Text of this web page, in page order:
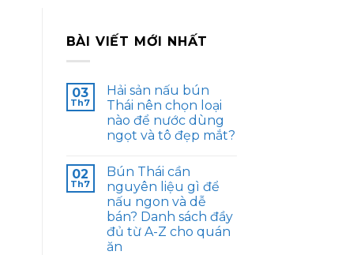
BÀI VIẾT MỚI NHẤT
03
Th7
Hải sản nấu bún
Thái nên chọn loại
nào để nước dùng
ngọt và tô đẹp mắt?
02
Th7
Bún Thái cần
nguyên liệu gì để
nấu ngon và dễ
bán? Danh sách đầy
đủ từ A-Z cho quán
ăn